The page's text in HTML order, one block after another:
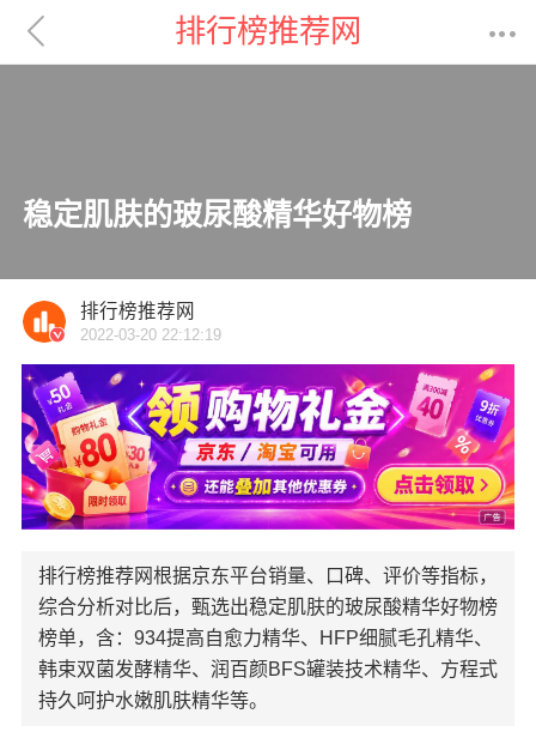
 排行榜推荐网 
稳定肌肤的玻尿酸精华好物榜

排行榜推荐网
2022-03-20 22:12:19
排行榜推荐网根据京东平台销量、口碑、评价等指标，
综合分析对比后，甄选出稳定肌肤的玻尿酸精华好物榜
榜单，含：934提高自愈力精华、HFP细腻毛孔精华、
韩束双菌发酵精华、润百颜BFS罐装技术精华、方程式
持久呵护水嫩肌肤精华等。